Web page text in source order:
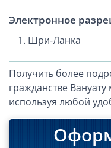
Электронное
Шри-Ланка
Получить более
гражданстве
используя любой